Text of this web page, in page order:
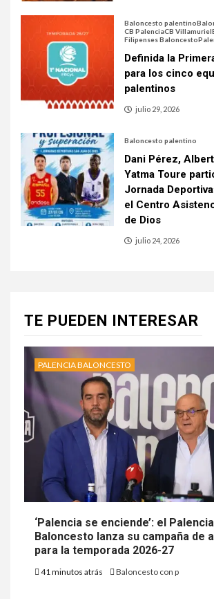
Baloncesto palentino
CB PalenciaCB Villamuriel
Filipenses Baloncesto
Definida la
para los cinco
palentinos
julio 29, 2026
Baloncesto palentino
Dani Pérez,
Yatma Toure
Jornada
el Centro
de Dios
julio 24, 2026
TE PUEDEN INTERESAR
PALENCIA BALONCESTO
‘Palencia se enciende’: el Palencia
Baloncesto lanza su campaña de
para la temporada 2026-27
41 minutos atrás Baloncesto con p